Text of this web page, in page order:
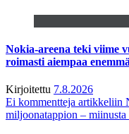
Nokia-areena teki viime
roimasti aiempaa
Kirjoitettu 7.8.2026
Ei kommentteja artikkeliin
miljoonatappion – miinusta